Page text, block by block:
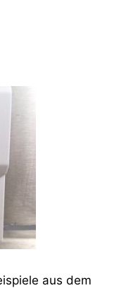
aus dem